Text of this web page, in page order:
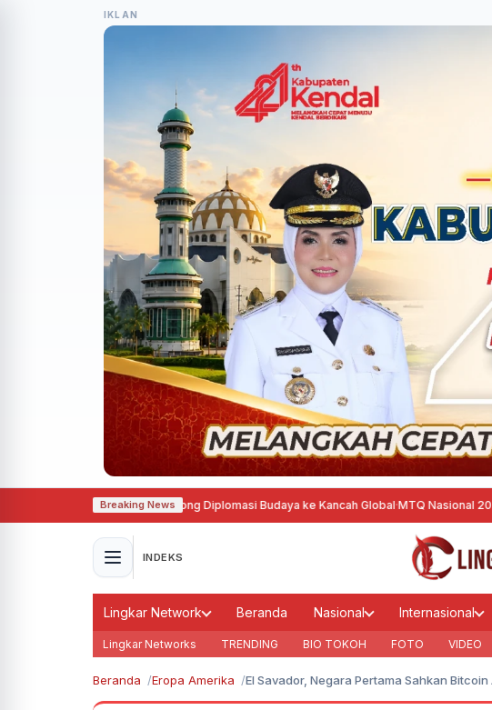
IKLAN
Breaking News
Prancis, Agustina Dorong Diplomasi Budaya ke Kancah Global·MTQ Nasional 2026 di
INDEKS
Lingkar Network Beranda Nasional Internasional
Lingkar Networks TRENDING BIO TOKOH FOTO VIDEO
Beranda Eropa Amerika El Savador, Negara Pertama Sahkan